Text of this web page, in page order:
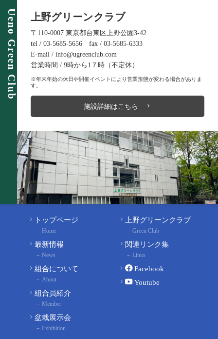
Ueno Green Club 上野グリーンクラブ
〒110-0007 東京都台東区上野公園3-42
tel / 03-5685-5656 fax / 03-5685-6333
E-mail / info@ugreenclub.com
営業時間 / 9時から1７時（不定休）
※年末年始の休日や開催イベントにより営業形態が変わる場合がありま
す。
施設詳細はこちら
トップページ
Home
最新情報
News
組合について
About
組合員紹介
Member
盆栽展示会
Exhibition
上野グリーンクラブ
Green Club
関連リンク集
Links
Facebook
Youtube